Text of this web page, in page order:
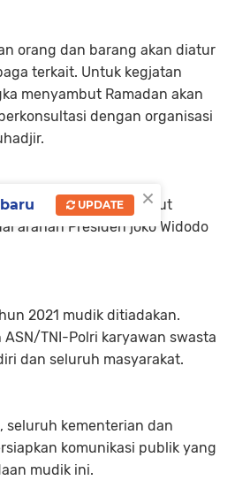
orang dan barang akan diatur
terkait. Untuk kegjatan
menyambut Ramadan akan
dengan organisasi
Lebaran ini, menurut
arahan Presiden joko Widodo
2021 mudik ditiadakan.
TNI-Polri karyawan swasta
dan seluruh masyarakat.
seluruh kementerian dan
komunikasi publik yang
mudik ini.
×
UPDATE